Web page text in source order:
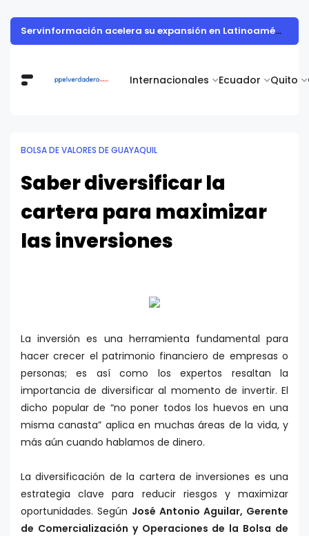
Internacionales Ecuador Quito
Servinformación acelera su expansión en Latinoamérica con un crecimiento del 36% en el 1S 2026
BOLSA DE VALORES DE GUAYAQUIL
Saber diversificar la
cartera para maximizar
las inversiones
La inversión es una herramienta fundamental para
hacer crecer el patrimonio financiero de empresas o
personas; es así como los expertos resaltan la
importancia de diversificar al momento de invertir. El
dicho popular de “no poner todos los huevos en una
misma canasta” aplica en muchas áreas de la vida, y
más aún cuando hablamos de dinero.
La diversificación de la cartera de inversiones es una
estrategia clave para reducir riesgos y maximizar
oportunidades. Según José Antonio Aguilar, Gerente
de Comercialización y Operaciones de la Bolsa de